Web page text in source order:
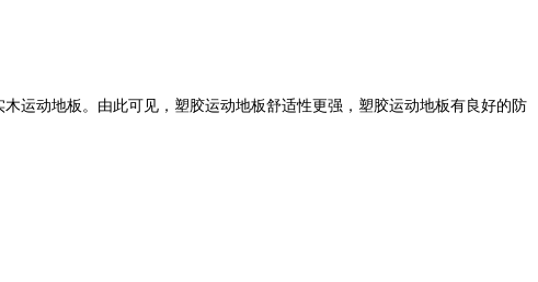
运动地板。由此可见，塑胶运动地板舒适性更强，塑胶运动地板有良好的防